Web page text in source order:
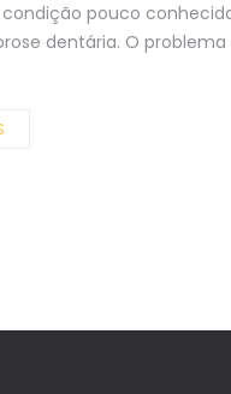
pouco
dentária. O